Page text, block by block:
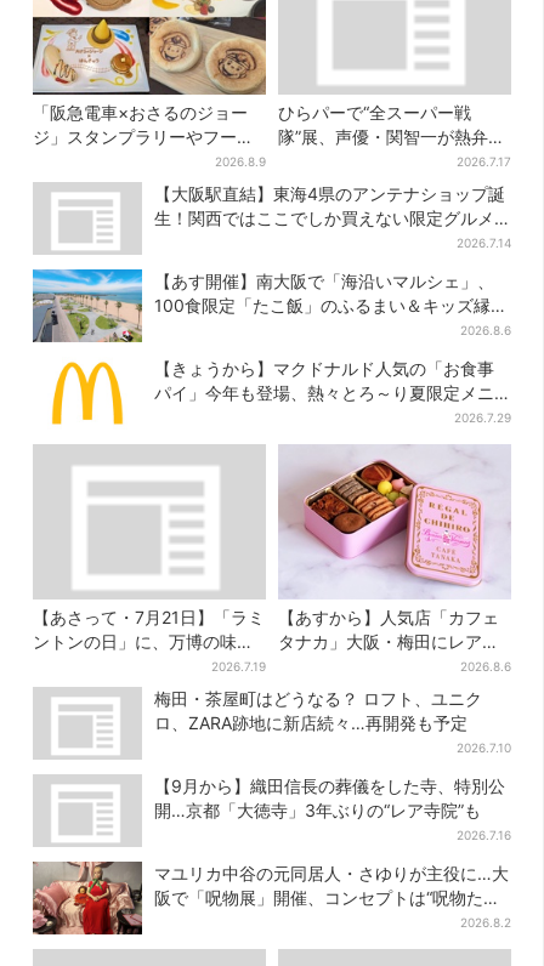
「阪急電車×おさるのジョー
ジ」スタンプラリーやフード
販売…梅田にジョージの大好
きスイーツ「カノーリ」登場
2026.8.9
ひらパーで“全スーパー戦
隊”展、声優・関智一が熱弁
「今、大阪に全戦力が集中し
ております」
2026.7.17
【大阪駅直結】東海4県のアンテナショップ誕
生！関西ではここでしか買えない限定グルメ
2026.7.14
【あす開催】南大阪で「海沿いマルシェ」、
100食限定「たこ飯」のふるまい＆キッズ縁日
2026.8.6
【きょうから】マクドナルド人気の「お食事
パイ」今年も登場、熱々とろ～り夏限定メニ
2026.7.29
【あさって・7月21日】「ラミ
ントンの日」に、万博の味が
大阪で復活…カフェで100
個“無料配布”
2026.7.19
【あすから】人気店「カフェ
タナカ」大阪・梅田にレア商
品集結…本店人気パン＆限定
クッキー缶も！ 7日間の夏イ
ベント
2026.8.6
梅田・茶屋町はどうなる？ ロフト、ユニク
ロ、ZARA跡地に新店続々…再開発も予定
2026.7.10
【9月から】織田信長の葬儀をした寺、特別公
開…京都「大徳寺」3年ぶりの“レア寺院”も
2026.7.16
マユリカ中谷の元同居人・さゆりが主役に…大
阪で「呪物展」開催、コンセプトは“呪物たち
2026.8.2